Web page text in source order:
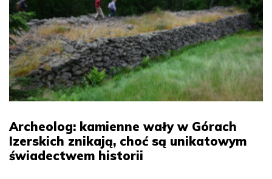
Archeolog: kamienne wały w Górach
Izerskich znikają, choć są unikatowym
świadectwem historii